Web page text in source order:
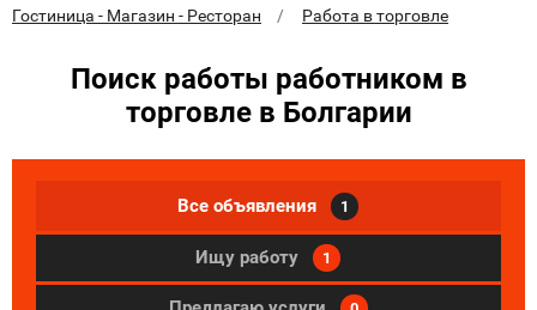
Гостиница - Магазин - Ресторан
Работа в торговле
Поиск работы работником в
торговле в Болгарии
Все объявления 1
Ищу работу 1